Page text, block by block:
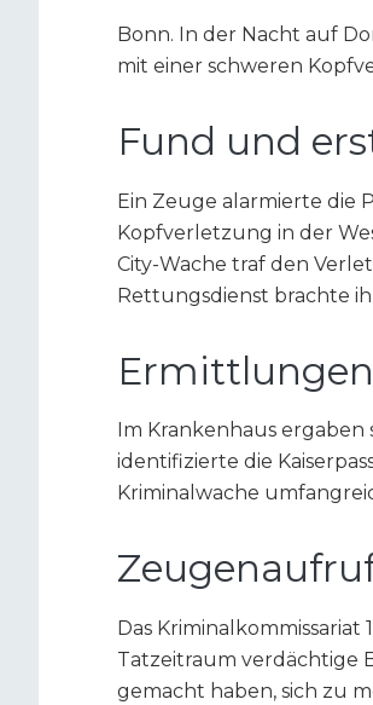
Bonn. In der Nacht auf
mit einer schweren
Fund und
Ein Zeuge alarmierte die
Kopfverletzung in der
City-Wache traf den
Rettungsdienst brachte
Im Krankenhaus
identifizierte die
Kriminalwache
Das
Tatzeitraum verdächtige
gemacht haben, sich zu